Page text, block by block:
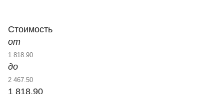
Стоимость
от
до
1 818.90